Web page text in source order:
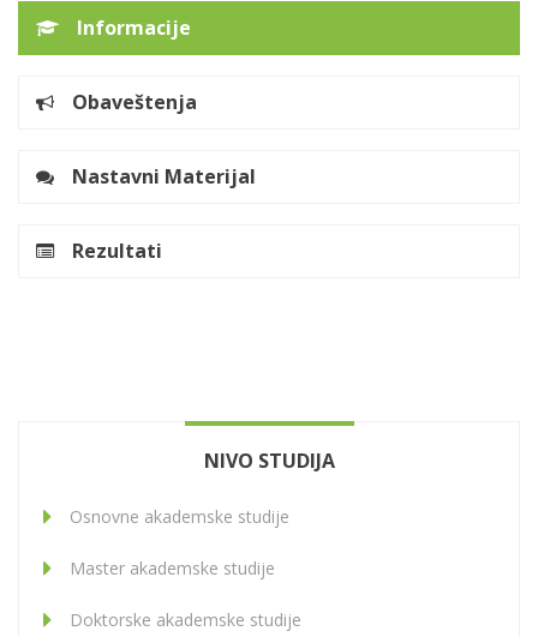
Informacije
Obaveštenja
Nastavni Materijal
Rezultati
NIVO STUDIJA
Osnovne akademske studije
Master akademske studije
Doktorske akademske studije